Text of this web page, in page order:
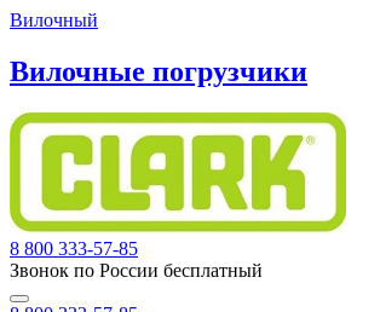
Вилочный
Вилочные погрузчики
8 800 333-57-85
Звонок по России бесплатный